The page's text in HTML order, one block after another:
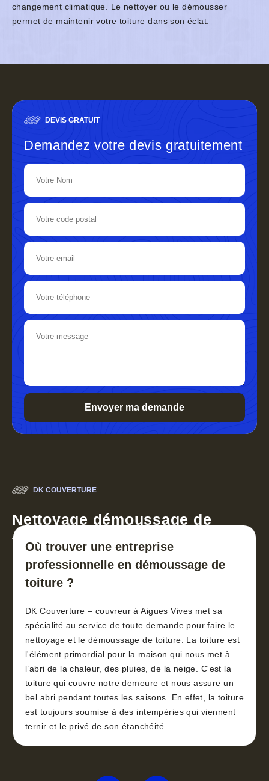
changement climatique. Le nettoyer ou le démousser
permet de maintenir votre toiture dans son éclat.
DEVIS GRATUIT
Demandez votre devis gratuitement
DK COUVERTURE
Nettoyage démoussage de
toiture 30
Où trouver une entreprise
professionnelle en démoussage de
toiture ?
DK Couverture – couvreur à Aigues Vives met sa
spécialité au service de toute demande pour faire le
nettoyage et le démoussage de toiture. La toiture est
l'élément primordial pour la maison qui nous met à
l’abri de la chaleur, des pluies, de la neige. C'est la
toiture qui couvre notre demeure et nous assure un
bel abri pendant toutes les saisons. En effet, la toiture
est toujours soumise à des intempéries qui viennent
ternir et le privé de son étanchéité.